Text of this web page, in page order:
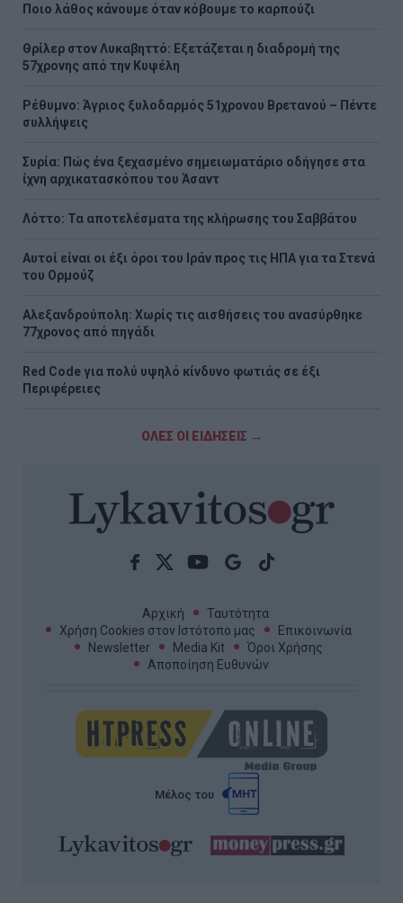
Ποιο λάθος κάνουμε όταν κόβουμε το καρπούζι
Θρίλερ στον Λυκαβηττό: Εξετάζεται η διαδρομή της
57χρονης από την Κυψέλη
Ρέθυμνο: Άγριος ξυλοδαρμός 51χρονου Βρετανού – Πέντε
συλλήψεις
Συρία: Πώς ένα ξεχασμένο σημειωματάριο οδήγησε στα
ίχνη αρχικατασκόπου του Άσαντ
Λόττο: Τα αποτελέσματα της κλήρωσης του Σαββάτου
Αυτοί είναι οι έξι όροι του Ιράν προς τις ΗΠΑ για τα Στενά
του Ορμούζ
Αλεξανδρούπολη: Χωρίς τις αισθήσεις του ανασύρθηκε
77χρονος από πηγάδι
Red Code για πολύ υψηλό κίνδυνο φωτιάς σε έξι
Περιφέρειες
ΟΛΕΣ ΟΙ ΕΙΔΗΣΕΙΣ →
Αρχική
Ταυτότητα
Χρήση Cookies στον Ιστότοπο μας
Επικοινωνία
Newsletter
Media Kit
Όροι Χρήσης
Αποποίηση Ευθυνών
Μέλος του